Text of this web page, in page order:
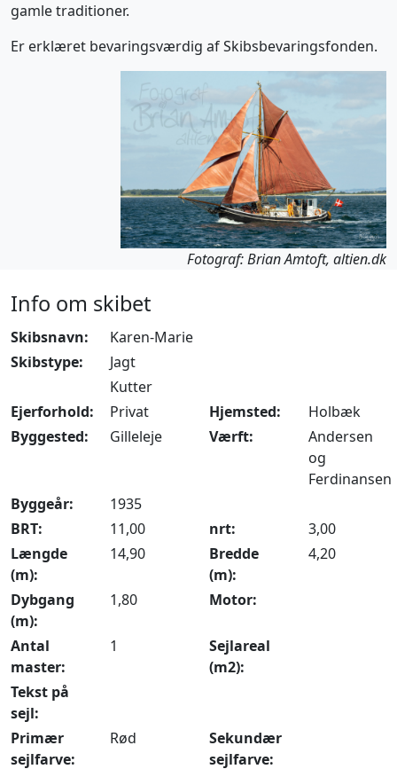
gamle traditioner.
Er erklæret bevaringsværdig af Skibsbevaringsfonden.
Fotograf: Brian Amtoft, altien.dk
Info om skibet
Skibsnavn:
Karen-Marie
Skibstype:
Jagt
Kutter
Ejerforhold:
Privat Hjemsted:
Holbæk
Byggested:
Gilleleje Værft:
Andersen
og
Ferdinansen
Byggeår:
1935
BRT:
11,00 nrt:
3,00
Længde
(m):
14,90
Bredde
(m):
4,20
Dybgang
(m):
1,80 Motor:
Antal
master:
1
Sejlareal
(m2):
Tekst på
sejl:
Primær
sejlfarve:
Rød
Sekundær
sejlfarve: